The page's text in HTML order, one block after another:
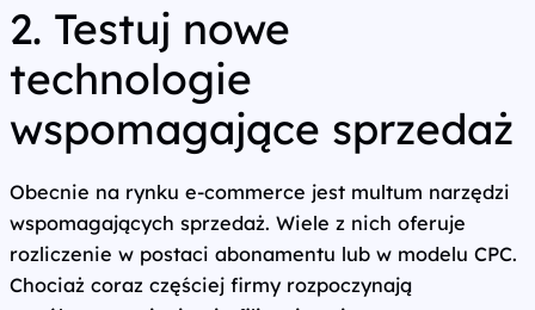
2. Testuj nowe
technologie
wspomagające sprzedaż
Obecnie na rynku e‑commerce jest multum narzędzi
wspomagających sprzedaż. Wiele z nich oferuje
rozliczenie w postaci abonamentu lub w modelu CPC.
Chociaż coraz częściej firmy rozpoczynają